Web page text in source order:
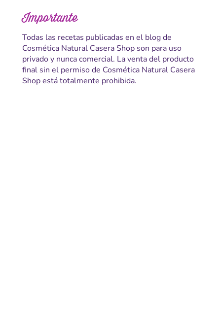
Importante
Todas las recetas publicadas en el blog de
Cosmética Natural Casera Shop son para uso
privado y nunca comercial. La venta del producto
final sin el permiso de Cosmética Natural Casera
Shop está totalmente prohibida.